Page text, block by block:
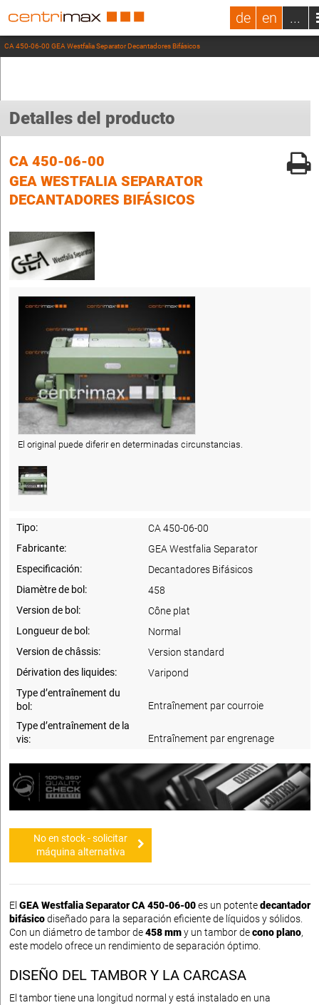
de en ...
CA 450-06-00 GEA Westfalia Separator Decantadores Bifásicos
Detalles del producto
CA 450-06-00
GEA WESTFALIA SEPARATOR
DECANTADORES BIFÁSICOS
El original puede diferir en determinadas circunstancias.
Tipo:
CA 450-06-00
Fabricante:
GEA Westfalia Separator
Especificación:
Decantadores Bifásicos
Diamètre de bol:
458
Version de bol:
Cône plat
Longueur de bol:
Normal
Version de châssis:
Version standard
Dérivation des liquides:
Varipond
Type d’entraînement du
bol:
Entraînement par courroie
Type d’entraînement de la
vis:
Entraînement par engrenage
No en stock - solicitar
máquina alternativa
El GEA Westfalia Separator CA 450-06-00es un potentedecantador
bifásicodiseñado para la separación eficiente de líquidos y sólidos.
Con un diámetro de tambor de458 mmy un tambor decono plano,
este modelo ofrece un rendimiento de separación óptimo.
DISEÑO DEL TAMBOR Y LA CARCASA
El tambor tiene una longitud normal y está instalado en una